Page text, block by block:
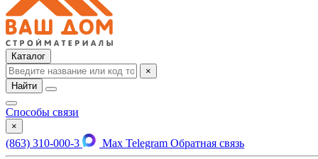
Каталог
×
Найти
Способы связи
×
(863) 310-000-3 Max Telegram Обратная связь